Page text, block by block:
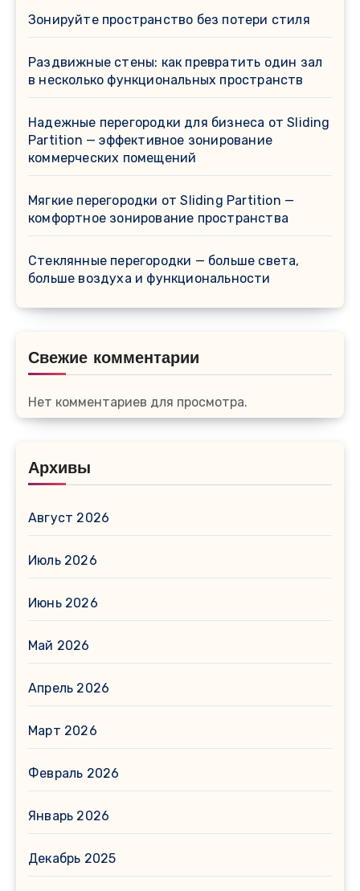
Зонируйте пространство без потери стиля
Раздвижные стены: как превратить один зал
в несколько функциональных пространств
Надежные перегородки для бизнеса от Sliding
Partition — эффективное зонирование
коммерческих помещений
Мягкие перегородки от Sliding Partition —
комфортное зонирование пространства
Стеклянные перегородки — больше света,
больше воздуха и функциональности
Свежие комментарии
Нет комментариев для просмотра.
Архивы
Август 2026
Июль 2026
Июнь 2026
Май 2026
Апрель 2026
Март 2026
Февраль 2026
Январь 2026
Декабрь 2025